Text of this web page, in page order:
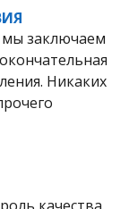
заключаем
Никаких